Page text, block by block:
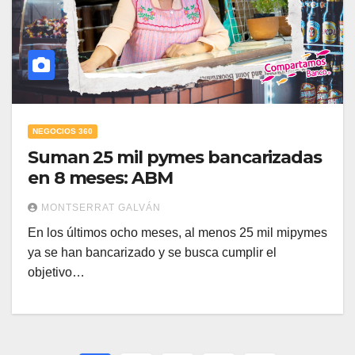
NEGOCIOS 360
Suman 25 mil pymes bancarizadas
en 8 meses: ABM
MONTSERRAT GALVÁN
En los últimos ocho meses, al menos 25 mil mipymes
ya se han bancarizado y se busca cumplir el
objetivo…